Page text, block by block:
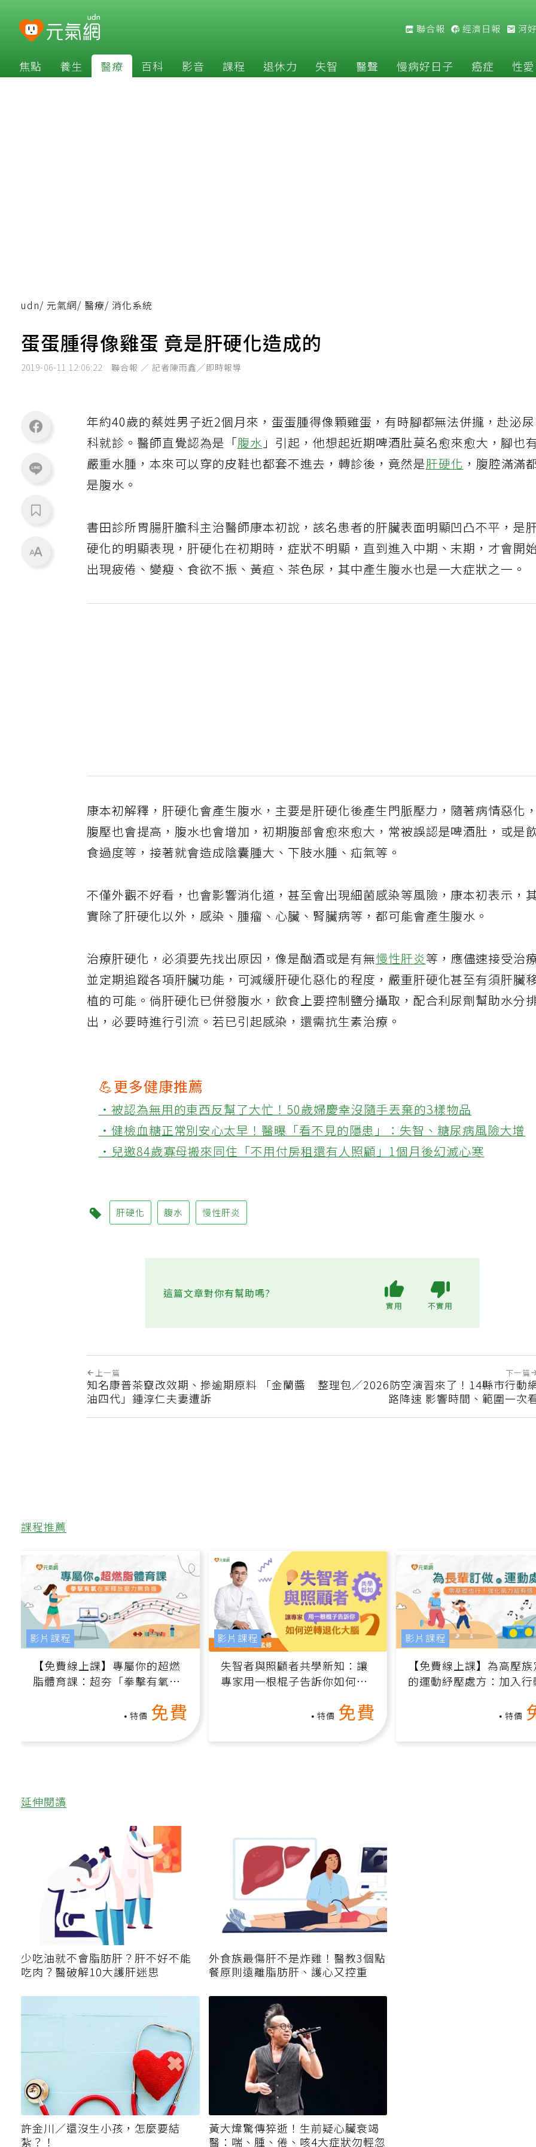
聯合報 經濟日報 河
焦點 養生 醫療 百科 影音 課程 退休力 失智 醫聲 慢病好日子 癌症 性愛
udn/ 元氣網/ 醫療/ 消化系統
蛋蛋腫得像雞蛋 竟是肝硬化造成的
2019-06-11 12:06:22 聯合報 ／ 記者陳雨鑫╱即時報導
年約40歲的蔡姓男子近2個月來，蛋蛋腫得像顆雞蛋，有時腳都無法併攏，赴泌尿
科就診。醫師直覺認為是「腹水」引起，他想起近期啤酒肚莫名愈來愈大，腳也
嚴重水腫，本來可以穿的皮鞋也都套不進去，轉診後，竟然是肝硬化 ，腹腔滿滿
是腹水。
書田診所胃腸肝膽科主治醫師康本初說，該名患者的肝臟表面明顯凹凸不平，是
硬化的明顯表現，肝硬化在初期時，症狀不明顯，直到進入中期、末期，才會開
出現疲倦、變瘦、食欲不振、黃疸、茶色尿，其中產生腹水也是一大症狀之一。
康本初解釋，肝硬化會產生腹水，主要是肝硬化後產生門脈壓力，隨著病情惡化，
腹壓也會提高，腹水也會增加，初期腹部會愈來愈大，常被誤認是啤酒肚，或是
食過度等，接著就會造成陰囊腫大、下肢水腫、疝氣等。
不僅外觀不好看，也會影響消化道，甚至會出現細菌感染等風險，康本初表示，
實除了肝硬化以外，感染、腫瘤、心臟、腎臟病等，都可能會產生腹水。
治療肝硬化，必須要先找出原因，像是酗酒或是有無慢性肝炎等，應儘速接受治
並定期追蹤各項肝臟功能，可減緩肝硬化惡化的程度，嚴重肝硬化甚至有須肝臟
植的可能。倘肝硬化已併發腹水，飲食上要控制鹽分攝取，配合利尿劑幫助水分
出，必要時進行引流。若已引起感染，還需抗生素治療。
💪更多健康推薦
‧被認為無用的東西反幫了大忙！50歲婦慶幸沒隨手丟棄的3樣物品
‧健檢血糖正常別安心太早！醫曝「看不見的隱患」：失智、糖尿病風險大增
‧兒邀84歲寡母搬來同住「不用付房租還有人照顧」1個月後幻滅心寒
肝硬化 腹水 慢性肝炎
這篇文章對你有幫助嗎?
實用 不實用
上一篇
知名康普茶竄改效期、摻逾期原料 「金蘭醬
油四代」鍾淳仁夫妻遭訴
下一篇
整理包／2026防空演習來了！14縣市行動
路降速 影響時間、範圍一次看
課程推薦
【免費線上課】專屬你的超燃
脂體育課：超夯「拳擊有氧」
高壓族在家釋放壓力無負擔
特價 免費
影片課程
失智者與照顧者共學新知：讓
專家用一根棍子告訴你如何逆
轉退化大腦（線上影音課）
特價 免費
影片課程
【免費線上課】為高壓族
的運動紓壓處方：加入行
增肌、互動元素，0基礎
特價
影片課程
延伸閱讀
少吃油就不會脂肪肝？肝不好不能
吃肉？醫破解10大護肝迷思
外食族最傷肝不是炸雞！醫教3個點
餐原則遠離脂肪肝、護心又控重
許金川／還沒生小孩，怎麼要結 黃大煒驚傳猝逝！生前疑心臟衰竭